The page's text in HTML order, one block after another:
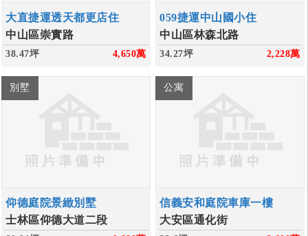
大直捷運透天都更店住
中山區崇實路
38.47坪 4,650萬
059捷運中山國小住
中山區林森北路
34.27坪 2,228萬
別墅
仰德庭院景緻別墅
士林區仰德大道二段
公寓
信義安和庭院車庫一樓
大安區通化街